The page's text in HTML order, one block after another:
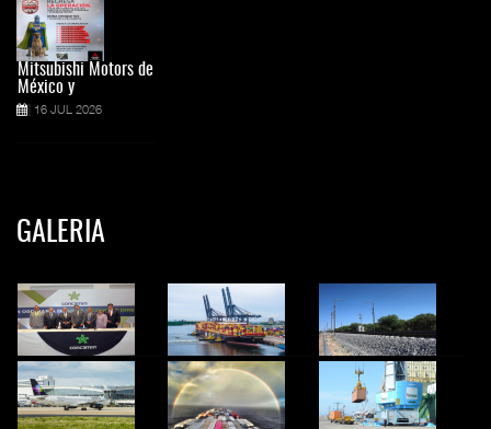
Mitsubishi Motors de
México y
16 JUL 2026
GALERIA